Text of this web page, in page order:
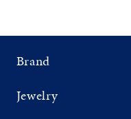
Brand
Jewelry